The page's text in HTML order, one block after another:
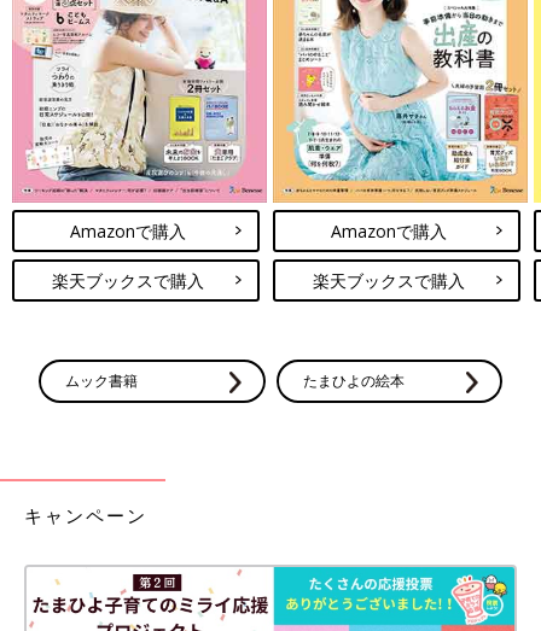
Amazonで購入
楽天ブックスで購入
Amazonで購入
楽天ブックスで購入
ムック書籍 たまひよの絵本
キャンペーン